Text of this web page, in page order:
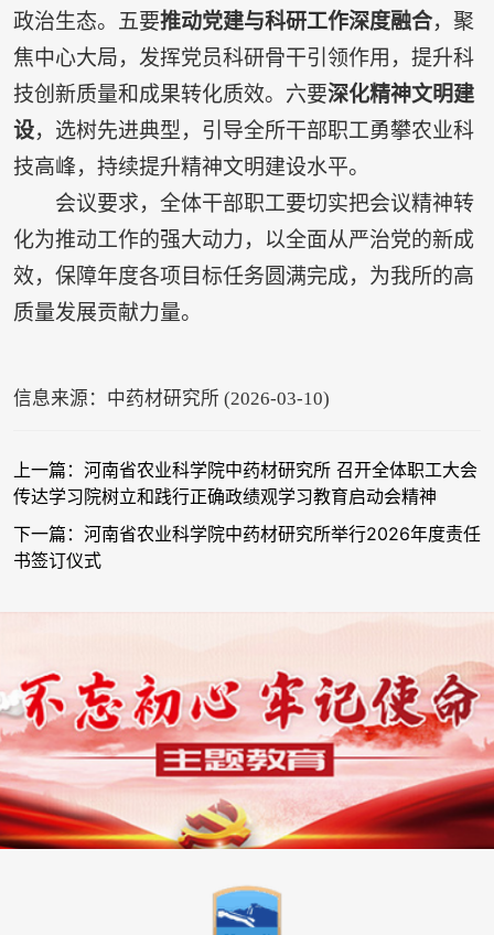
政治生态。五要推动党建与科研工作深度融合，聚
焦中心大局，发挥党员科研骨干引领作用，提升科
技创新质量和成果转化质效。六要深化精神文明建
设，选树先进典型，引导全所干部职工勇攀农业科
技高峰，持续提升精神文明建设水平。
会议要求，全体干部职工要切实把会议精神转
化为推动工作的强大动力，以全面从严治党的新成
效，保障年度各项目标任务圆满完成，为我所的高
质量发展贡献力量。
信息来源：中药材研究所 (2026-03-10)
上一篇：河南省农业科学院中药材研究所 召开全体职工大会
传达学习院树立和践行正确政绩观学习教育启动会精神
下一篇：河南省农业科学院中药材研究所举行2026年度责任
书签订仪式